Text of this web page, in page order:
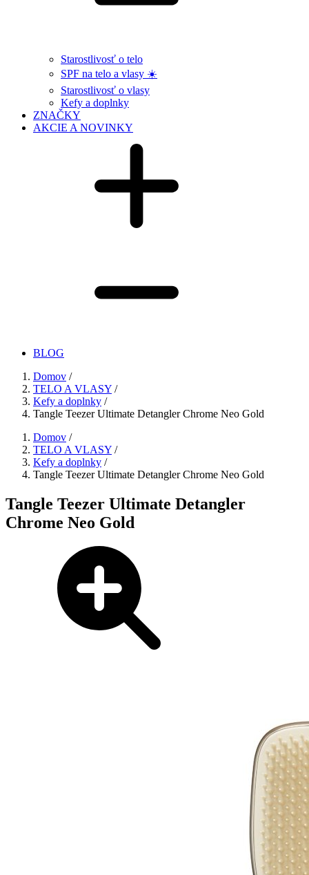
Starostlivosť o telo
SPF na telo a vlasy ☀️
Starostlivosť o vlasy
Kefy a doplnky
ZNAČKY
AKCIE A NOVINKY
BLOG
Domov /
TELO A VLASY /
Kefy a doplnky /
Tangle Teezer Ultimate Detangler Chrome Neo Gold
Domov /
TELO A VLASY /
Kefy a doplnky /
Tangle Teezer Ultimate Detangler Chrome Neo Gold
Tangle Teezer Ultimate Detangler
Chrome Neo Gold